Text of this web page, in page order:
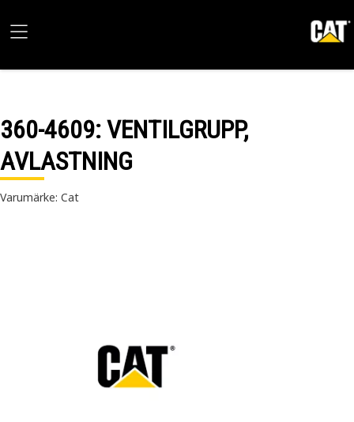
360-4609: VENTILGRUPP,
AVLASTNING
Varumärke: Cat